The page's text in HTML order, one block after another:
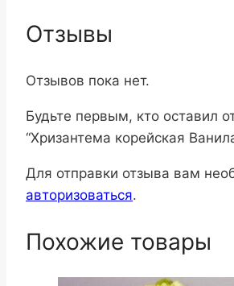
Отзывы
Отзывов пока нет.
Будьте первым, кто оставил
“Хризантема корейская
Для отправки отзыва вам
авторизоваться.
Похожие товары